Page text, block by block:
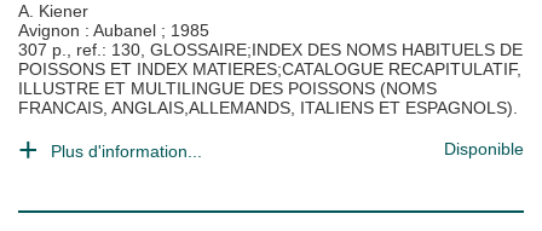
A. Kiener
Avignon : Aubanel ; 1985
307 p., ref.: 130, GLOSSAIRE;INDEX DES NOMS HABITUELS DE
POISSONS ET INDEX MATIERES;CATALOGUE RECAPITULATIF,
ILLUSTRE ET MULTILINGUE DES POISSONS (NOMS
FRANCAIS, ANGLAIS,ALLEMANDS, ITALIENS ET ESPAGNOLS).
Plus d'information... Disponible